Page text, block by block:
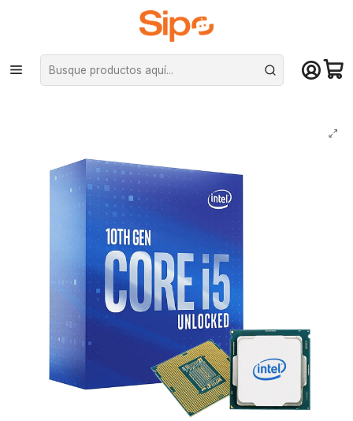
¡Compra hasta mediodía y recibe hoy! De lunes a sábado en el gran
Santiago. Envío gratis desde $29.990
Inicio Componentes PC Procesadores Intel
Procesador Intel Core i5-10600KF Comet Lake (LGA1200, 4.8GHZ, 12MB
Smart Cache, Sin Disipador)